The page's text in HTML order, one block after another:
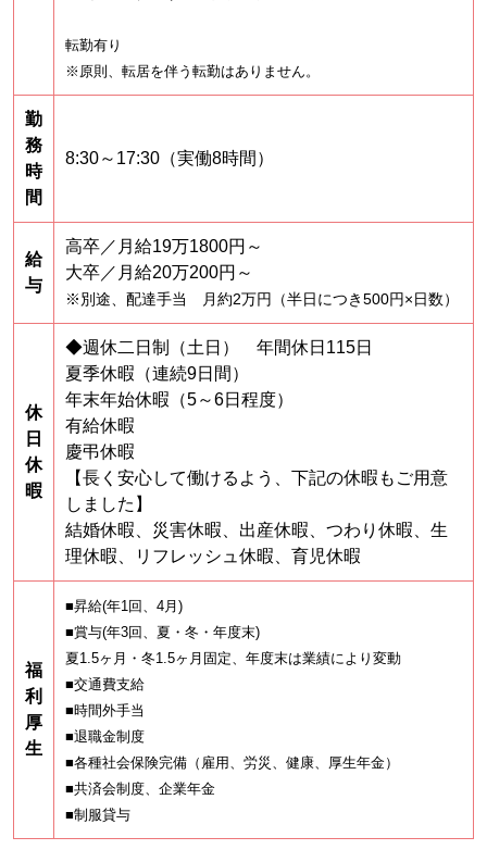
転勤有り
※原則、転居を伴う転勤はありません。
勤
務
時
間
8:30～17:30（実働8時間）
給
与
高卒／月給19万1800円～
大卒／月給20万200円～
※別途、配達手当 月約2万円（半日につき500円×日数）
休
日
休
暇
◆週休二日制（土日） 年間休日115日
夏季休暇（連続9日間）
年末年始休暇（5～6日程度）
有給休暇
慶弔休暇
【長く安心して働けるよう、下記の休暇もご用意
しました】
結婚休暇、災害休暇、出産休暇、つわり休暇、生
理休暇、リフレッシュ休暇、育児休暇
福
利
厚
生
■昇給(年1回、4月)
■賞与(年3回、夏・冬・年度末)
夏1.5ヶ月・冬1.5ヶ月固定、年度末は業績により変動
■交通費支給
■時間外手当
■退職金制度
■各種社会保険完備（雇用、労災、健康、厚生年金）
■共済会制度、企業年金
■制服貸与